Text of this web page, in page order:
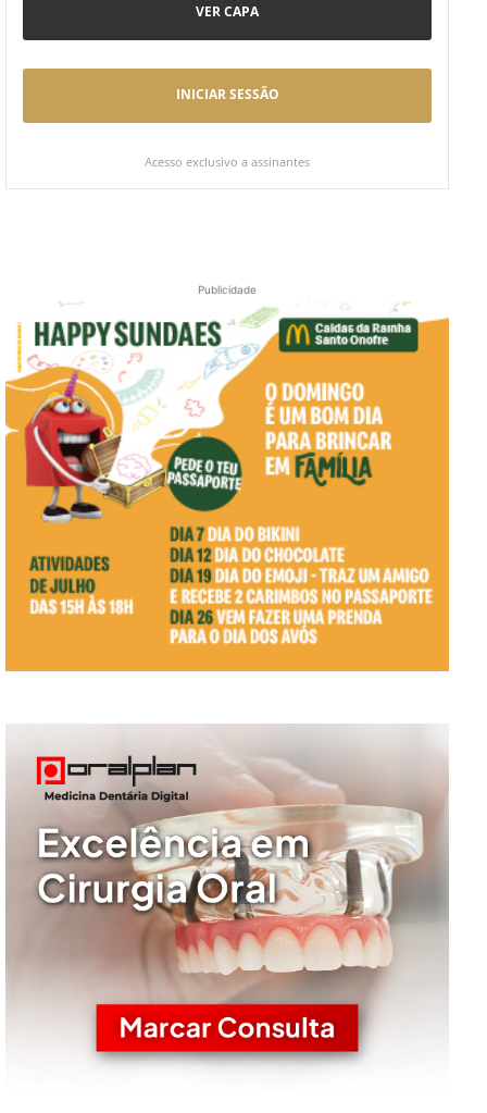
VER CAPA
INICIAR SESSÃO
Acesso exclusivo a assinantes
Publicidade